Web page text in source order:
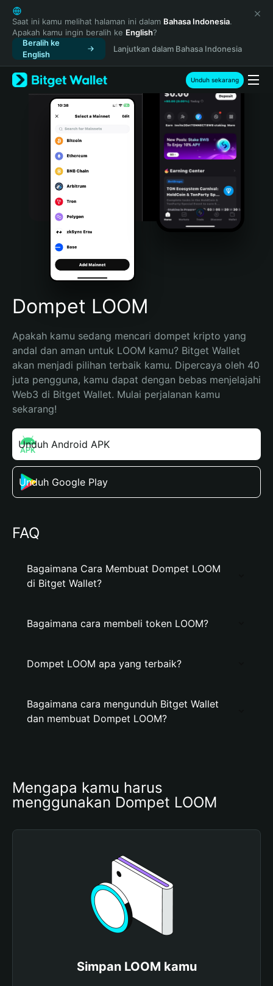
English
日本語
Tiếng Việt
Русский
Español (Latinoamérica)
Türkçe
Italiano
Português (Portugal)
Bahasa Indonesia
Português (Brasil)
Español (Argentina)
Saat ini kamu melihat halaman ini dalam Bahasa Indonesia.
Apakah kamu ingin beralih ke English?
Beralih ke
English
Lanjutkan dalam Bahasa Indonesia
Unduh sekarang
Dompet LOOM
Apakah kamu sedang mencari dompet kripto yang
andal dan aman untuk LOOM kamu? Bitget Wallet
akan menjadi pilihan terbaik kamu. Dipercaya oleh 40
juta pengguna, kamu dapat dengan bebas menjelajahi
Web3 di Bitget Wallet. Mulai perjalanan kamu
sekarang!
Unduh Android APK
Unduh Google Play
FAQ
Bagaimana Cara Membuat Dompet LOOM
di Bitget Wallet?
Bagaimana cara membeli token LOOM?
Dompet LOOM apa yang terbaik?
Bagaimana cara mengunduh Bitget Wallet
dan membuat Dompet LOOM?
Mengapa kamu harus
menggunakan Dompet LOOM
Simpan LOOM kamu